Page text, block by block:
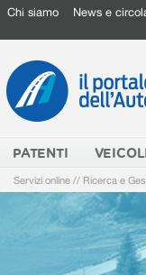
Chi siamo News e
PATENTI
Servizi online // Ricerca e